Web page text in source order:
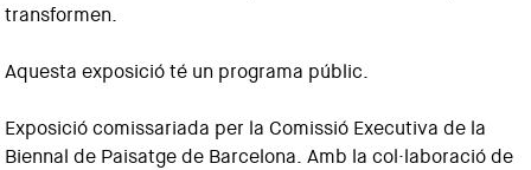
transformen.
Aquesta exposició té un programa públic.
Exposició comissariada per la Comissió Executiva de la
Biennal de Paisatge de Barcelona. Amb la col·laboració de